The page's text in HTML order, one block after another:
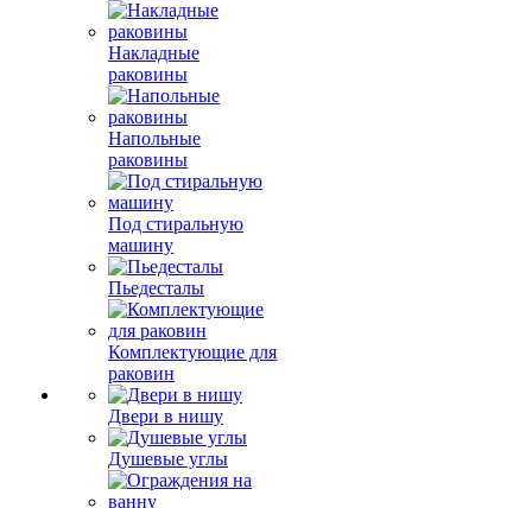
Накладные
раковины
Напольные
раковины
Под стиральную
машину
Пьедесталы
Комплектующие для
раковин
Двери в нишу
Душевые углы